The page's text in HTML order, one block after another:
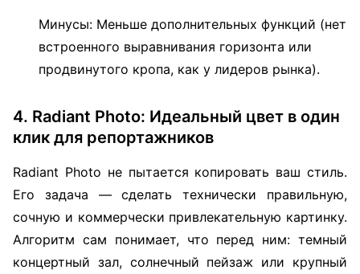
Минусы: Меньше дополнительных функций (нет
встроенного выравнивания горизонта или
продвинутого кропа, как у лидеров рынка).
4. Radiant Photo: Идеальный цвет в один
клик для репортажников
Radiant Photo не пытается копировать ваш стиль.
Его задача — сделать технически правильную,
сочную и коммерчески привлекательную картинку.
Алгоритм сам понимает, что перед ним: темный
концертный зал, солнечный пейзаж или крупный